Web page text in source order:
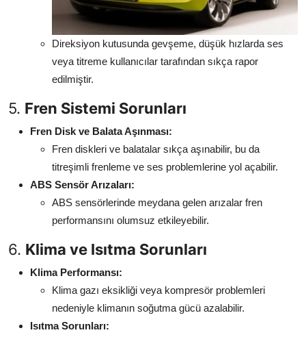
Direksiyon kutusunda gevşeme, düşük hızlarda ses
veya titreme kullanıcılar tarafından sıkça rapor
edilmiştir.
5. Fren Sistemi Sorunları
Fren Disk ve Balata Aşınması:
Fren diskleri ve balatalar sıkça aşınabilir, bu da
titreşimli frenleme ve ses problemlerine yol açabilir.
ABS Sensör Arızaları:
ABS sensörlerinde meydana gelen arızalar fren
performansını olumsuz etkileyebilir.
6. Klima ve Isıtma Sorunları
Klima Performansı:
Klima gazı eksikliği veya kompresör problemleri
nedeniyle klimanın soğutma gücü azalabilir.
Isıtma Sorunları: